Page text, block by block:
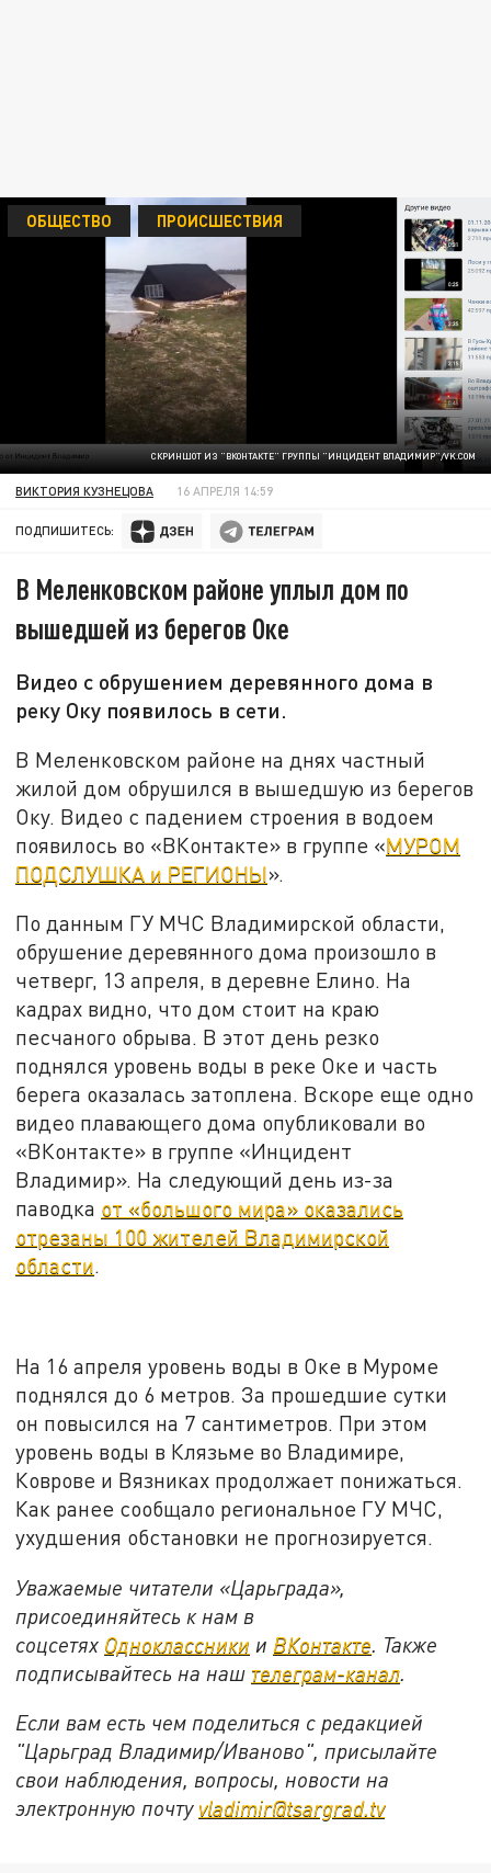
СКРИНШОТ ИЗ "ВКОНТАКТЕ" ГРУППЫ "ИНЦИДЕНТ ВЛАДИМИР"/VK.COM
ОБЩЕСТВО ПРОИСШЕСТВИЯ
ВИКТОРИЯ КУЗНЕЦОВА 16 АПРЕЛЯ 14:59
ПОДПИШИТЕСЬ:
В Меленковском районе уплыл дом по
вышедшей из берегов Оке
Видео с обрушением деревянного дома в
реку Оку появилось в сети.
В Меленковском районе на днях частный
жилой дом обрушился в вышедшую из берегов
Оку. Видео с падением строения в водоем
появилось во «ВКонтакте» в группе «МУРОМ
ПОДСЛУШКА и РЕГИОНЫ».
По данным ГУ МЧС Владимирской области,
обрушение деревянного дома произошло в
четверг, 13 апреля, в деревне Елино. На
кадрах видно, что дом стоит на краю
песчаного обрыва. В этот день резко
поднялся уровень воды в реке Оке и часть
берега оказалась затоплена. Вскоре еще одно
видео плавающего дома опубликовали во
«ВКонтакте» в группе «Инцидент
Владимир». На следующий день из-за
паводка от «большого мира» оказались
отрезаны 100 жителей Владимирской
области.
На 16 апреля уровень воды в Оке в Муроме
поднялся до 6 метров. За прошедшие сутки
он повысился на 7 сантиметров. При этом
уровень воды в Клязьме во Владимире,
Коврове и Вязниках продолжает понижаться.
Как ранее сообщало региональное ГУ МЧС,
ухудшения обстановки не прогнозируется.
Уважаемые читатели «Царьграда»,
присоединяйтесь к нам в
соцсетях Одноклассники и ВКонтакте . Также
подписывайтесь на наш телеграм-канал
Если вам есть чем поделиться с редакцией
"Царьград Владимир/Иваново", присылайте
свои наблюдения, вопросы, новости на
электронную почту vladimir@tsargrad.tv